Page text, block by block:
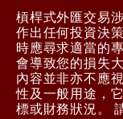
槓桿式外匯交易
作出任何投資決
時應尋求適當的
會導致您的損失
內容並非亦不應
性及一般用途，
標或財務狀況。